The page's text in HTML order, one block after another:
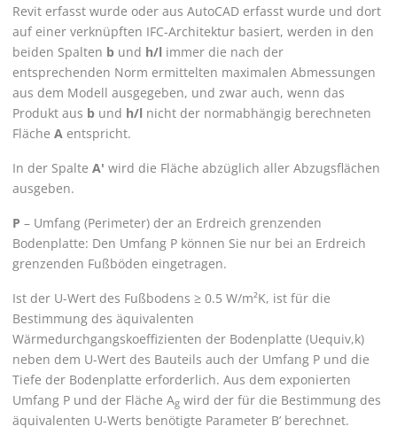
Revit erfasst wurde oder aus AutoCAD erfasst wurde und dort
auf einer verknüpften IFC-Architektur basiert, werden in den
beiden Spalten b und h/l immer die nach der
entsprechenden Norm ermittelten maximalen Abmessungen
aus dem Modell ausgegeben, und zwar auch, wenn das
Produkt aus b und h/l nicht der normabhängig berechneten
Fläche A entspricht.
In der Spalte A' wird die Fläche abzüglich aller Abzugsflächen
ausgeben.
P – Umfang (Perimeter) der an Erdreich grenzenden
Bodenplatte: Den Umfang P können Sie nur bei an Erdreich
grenzenden Fußböden eingetragen.
Ist der U-Wert des Fußbodens ≥ 0.5 W/m²K, ist für die
Bestimmung des äquivalenten
Wärmedurchgangskoeffizienten der Bodenplatte (Uequiv,k)
neben dem U-Wert des Bauteils auch der Umfang P und die
Tiefe der Bodenplatte erforderlich. Aus dem exponierten
Umfang P und der Fläche Ag wird der für die Bestimmung des
äquivalenten U-Werts benötigte Parameter B’ berechnet.